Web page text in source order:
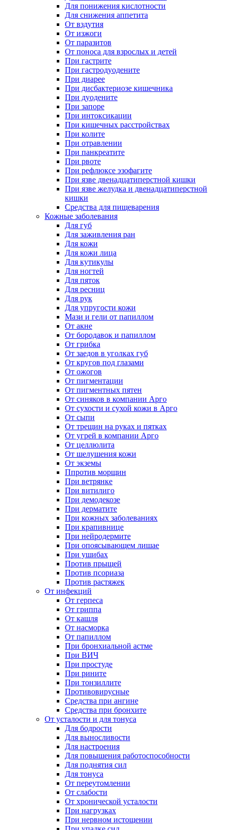
Для понижения кислотности
Для снижения аппетита
От вздутия
От изжоги
От паразитов
От поноса для взрослых и детей
При гастрите
При гастродуодените
При диарее
При дисбактериозе кишечника
При дуодените
При запоре
При интоксикации
При кишечных расстройствах
При колите
При отравлении
При панкреатите
При рвоте
При рефлюксе эзофагите
При язве двенадцатиперстной кишки
При язве желудка и двенадцатиперстной
кишки
Средства для пищеварения
Кожные заболевания
Для губ
Для заживления ран
Для кожи
Для кожи лица
Для кутикулы
Для ногтей
Для пяток
Для ресниц
Для рук
Для упругости кожи
Мази и гели от папиллом
От акне
От бородавок и папиллом
От грибка
От заедов в уголках губ
От кругов под глазами
От ожогов
От пигментации
От пигментных пятен
От синяков в компании Арго
От сухости и сухой кожи в Арго
От сыпи
От трещин на руках и пятках
От угрей в компании Арго
От целлюлита
От шелушения кожи
От экземы
Ппротив морщин
При ветрянке
При витилиго
При демодекозе
При дерматите
При кожных заболеваниях
При крапивнице
При нейродермите
При опоясывающем лишае
При ушибах
Против прыщей
Против псориаза
Против растяжек
От инфекций
От герпеса
От гриппа
От кашля
От насморка
От папиллом
При бронхиальной астме
При ВИЧ
При простуде
При рините
При тонзиллите
Противовирусные
Средства при ангине
Средства при бронхите
От усталости и для тонуса
Для бодрости
Для выносливости
Для настроения
Для повышения работоспособности
Для поднятия сил
Для тонуса
От переутомлении
От слабости
От хронической усталости
При нагрузках
При нервном истощении